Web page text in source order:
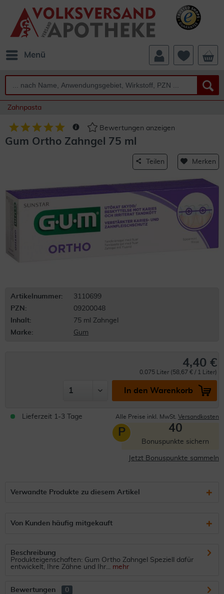
Menü
Zahnpasta
Bewertungen anzeigen
Gum Ortho Zahngel 75 ml
Teilen Merken
Artikelnummer:
3110699
PZN:
09200048
Inhalt:
75 ml Zahngel
Marke:
Gum
4,40 €
0.075 Liter (58,67 € / 1 Liter)
In den Warenkorb
Lieferzeit 1-3 Tage Alle Preise inkl. MwSt. Versandkosten
P 40
Bonuspunkte sichern
Jetzt Bonuspunkte sammeln
Verwandte Produkte zu diesem Artikel
Von Kunden häufig mitgekauft
Beschreibung
Produkteigenschaften: Gum Ortho Zahngel Speziell dafür
entwickelt, Ihre Zähne und Ihr... mehr
Bewertungen 0